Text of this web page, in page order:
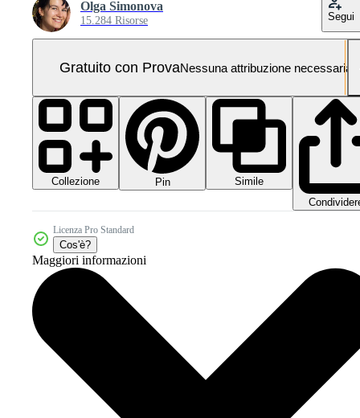
Olga Simonova
15.284 Risorse Segui
Gratuito con ProvaNessuna attribuzione necessaria
Collezione Pin
Simile
Licenza Pro Standard
Cos'è?
Maggiori informazioni